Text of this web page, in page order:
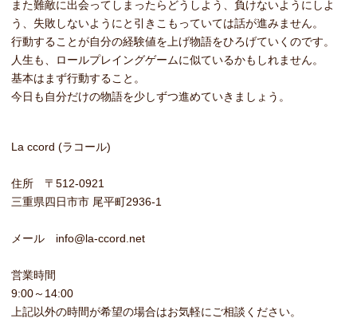
また難敵に出会ってしまったらどうしよう、負けないようにしよ
う、失敗しないようにと引きこもっていては話が進みません。
行動することが自分の経験値を上げ物語をひろげていくのです。
人生も、ロールプレイングゲームに似ているかもしれません。
基本はまず行動すること。
今日も自分だけの物語を少しずつ進めていきましょう。
La ccord (ラコール)
住所 〒512-0921
三重県四日市市 尾平町2936-1
メール info@la-ccord.net
営業時間
9:00～14:00
上記以外の時間が希望の場合はお気軽にご相談ください。